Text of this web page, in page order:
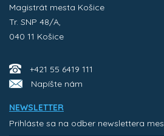
Magistrát mesta Košice
Tr. SNP 48/A,
040 11 Košice
+421 55 6419 111
Napíšte nám
NEWSLETTER
Prihláste sa na odber newslettera